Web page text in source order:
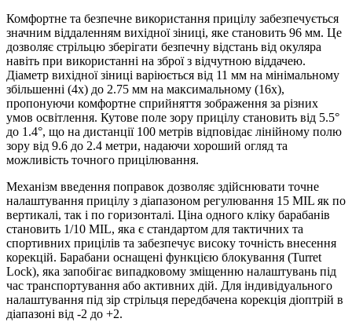
Комфортне та безпечне використання прицілу забезпечується
значним віддаленням вихідної зіниці, яке становить 96 мм. Це
дозволяє стрільцю зберігати безпечну відстань від окуляра
навіть при використанні на зброї з відчутною віддачею.
Діаметр вихідної зіниці варіюється від 11 мм на мінімальному
збільшенні (4x) до 2.75 мм на максимальному (16x),
пропонуючи комфортне сприйняття зображення за різних
умов освітлення. Кутове поле зору прицілу становить від 5.5°
до 1.4°, що на дистанції 100 метрів відповідає лінійному полю
зору від 9.6 до 2.4 метри, надаючи хороший огляд та
можливість точного прицілювання.
Механізм введення поправок дозволяє здійснювати точне
налаштування прицілу з діапазоном регулювання 15 MIL як по
вертикалі, так і по горизонталі. Ціна одного кліку барабанів
становить 1/10 MIL, яка є стандартом для тактичних та
спортивних прицілів та забезпечує високу точність внесення
корекцій. Барабани оснащені функцією блокування (Turret
Lock), яка запобігає випадковому зміщенню налаштувань під
час транспортування або активних дій. Для індивідуального
налаштування під зір стрільця передбачена корекція діоптрій в
діапазоні від -2 до +2.